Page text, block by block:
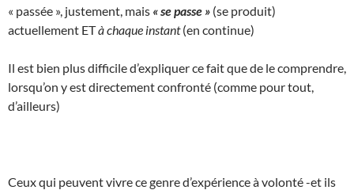
« passée », justement, mais « se passe » (se produit)
actuellement ETà chaque instant(en continue)
Il est bien plus difficile d’expliquer ce fait que de le comprendre,
lorsqu’on y est directement confronté (comme pour tout,
d’ailleurs)
Ceux qui peuvent vivre ce genre d’expérience à volonté -et ils